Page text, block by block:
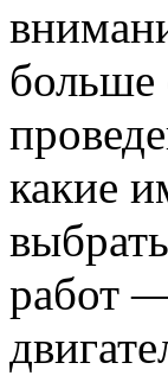
больше
какие
работ